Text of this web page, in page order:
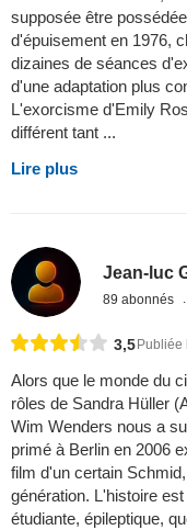
supposée être
d'épuisement en 1976,
dizaines de séances
d'une adaptation plus
L'exorcisme d'Emily
différent tant ...
Lire plus
Jean-luc
89 abonnés
3,5 Publiée
Alors que le monde du
rôles de Sandra Hüller
Wim Wenders nous a
primé à Berlin en 2006
film d'un certain
génération. L'histoire
étudiante, épileptique,